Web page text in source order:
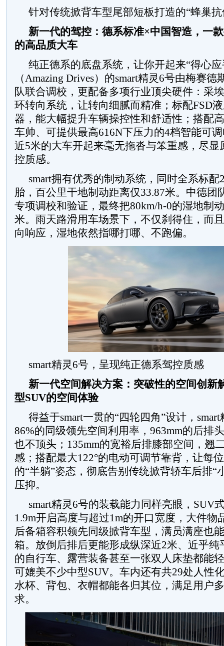
针对传统掀背车型尾部短板打造的“蜂巢抗
新一代的驾控：德系标准×中国智造，一
的高品质大车
纯正德系的底盘系统，让你开起来“得心
（Amazing Drives）的smart精灵6号由梅赛
队联合调校，更配备多项行业顶尖硬件：采
环转向系统，让转向细腻而精准；标配FSD
器，能大幅提升车辆操控性和舒适性；搭配
车帅、可提供最高616N下压力的4档智能可
近5米的大车开起来毫无拖沓与笨重感，尽显
控质感。
smart拥有优秀的制动系统，同时全系标配
胎，百公里干地制动距离仅33.87米。中德团
专项调校和验证，最终把80km/h-0的湿地制
米。雨天路滑用车场景下，不仅刹得住，而
向响应，湿地依然指哪打哪、不跑偏。
smart精灵6号，呈现纯正德系驾控质感
新一代空间解决方案：突破性的空间创新
型SUV的空间体验
得益于smart一贯的“四轮四角”设计，
86%的同级领先空间利用率，963mm的后排
也不顶头；135mm的宽裕后排膝部空间，翘
感；搭配最大122°的电动可调节靠背，让每
的“半躺”姿态，彻底告别传统掀背轿车后排“
压抑。
smart精灵6号的装载能力同样亮眼，SUV
1.9m开启高度与超过1m的开口宽度，大件物
后备箱容积领先同级掀背车型，满员满座也
箱。放倒后排后更能形成纵深近2米、近乎纯
的自行车、露营装备甚至一张双人床垫都能
可媲美不少中型SUV。车内还有共29处人性
水杯、背包、衣帽都能各归其位，满足用户
求。